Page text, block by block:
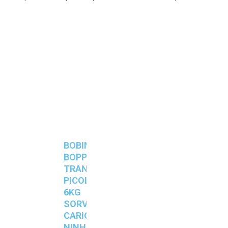
BOBINA
BOPP
TRANSPARENTE
PICOLÉ
6KG
SORVETERIA
CARIOCA